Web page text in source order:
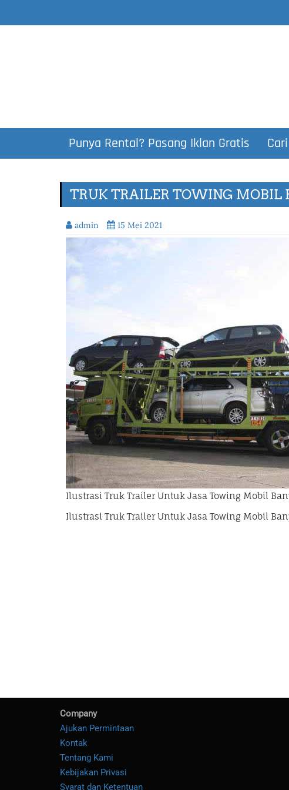
Punya Rental? Pasang Iklan Gratis
TRUK TRAILER TOWING MOBIL
admin 15 Mei 2021
Ilustrasi Truk Trailer Untuk Jasa Towing Mobil
Ilustrasi Truk Trailer Untuk Jasa Towing Mobil
Company
Ajukan Permintaan
Kontak
Tentang Kami
Kebijakan Privasi
Syarat dan Ketentuan